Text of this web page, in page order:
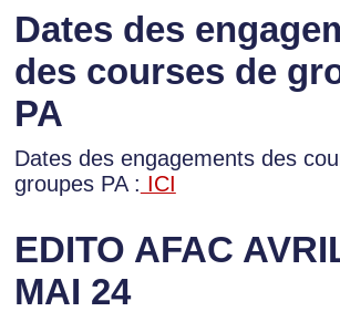
Dates des
des courses de
PA
Dates des engagements des
groupes PA : ICI
EDITO AFAC
MAI 24